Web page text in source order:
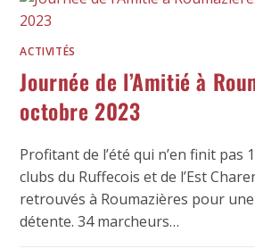
ACTIVITÉS
Journée de l’Amitié à
octobre 2023
Profitant de l’été qui n’en finit pas
clubs du Ruffecois et de l’Est
retrouvés à Roumazières pour
détente. 34 marcheurs…